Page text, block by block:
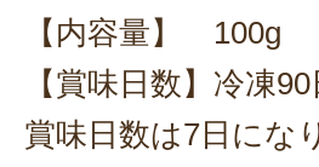
【内容量】 100g
【賞味日数】冷凍
賞味日数は7日にな